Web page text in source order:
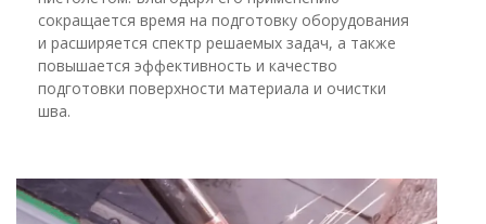
сокращается время на подготовку оборудования
и расширяется спектр решаемых задач, а также
повышается эффективность и качество
подготовки поверхности материала и очистки
шва.